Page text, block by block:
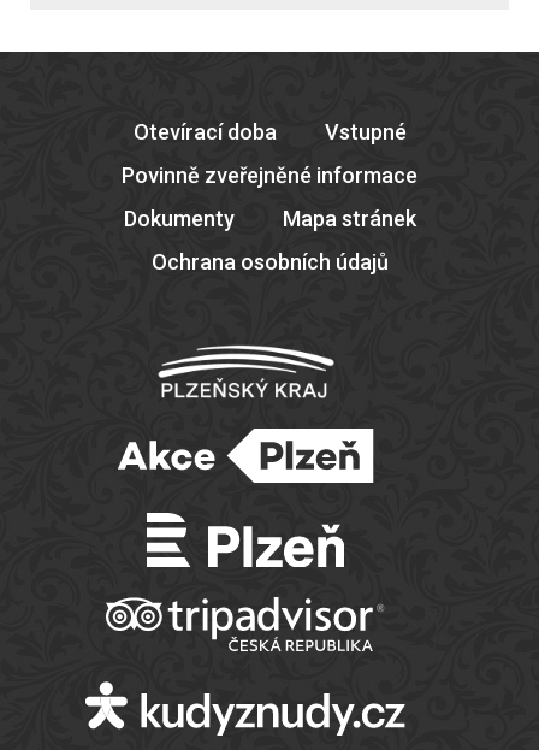
Otevírací doba
Vstupné
Povinně zveřejněné informace
Dokumenty
Mapa stránek
Ochrana osobních údajů